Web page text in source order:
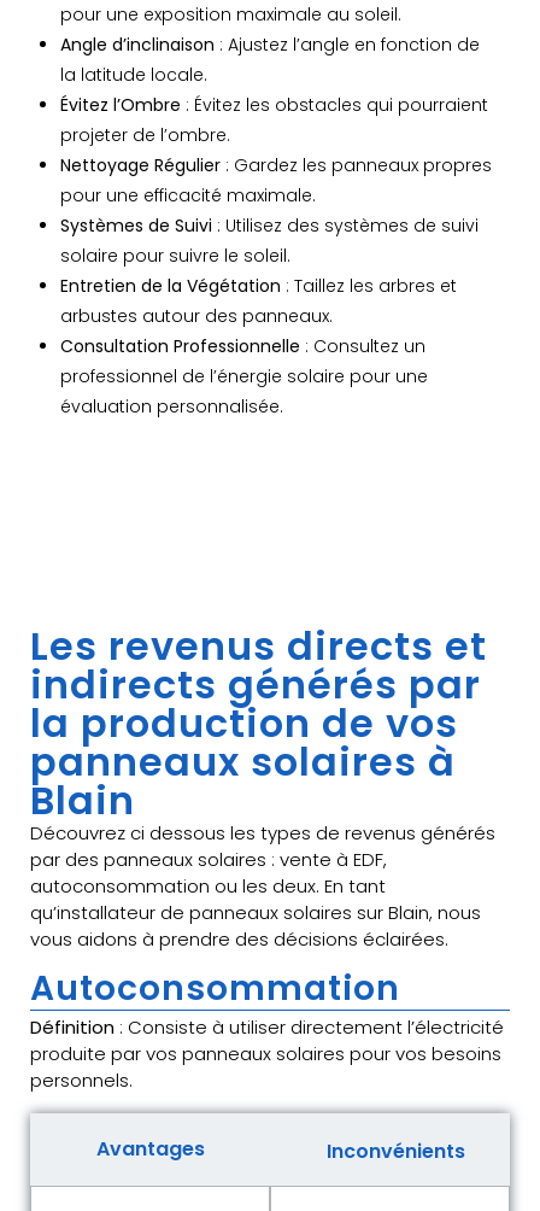
pour une exposition maximale au soleil.
Angle d’inclinaison : Ajustez l’angle en fonction de
la latitude locale.
Évitez l’Ombre : Évitez les obstacles qui pourraient
projeter de l’ombre.
Nettoyage Régulier : Gardez les panneaux propres
pour une efficacité maximale.
Systèmes de Suivi : Utilisez des systèmes de suivi
solaire pour suivre le soleil.
Entretien de la Végétation : Taillez les arbres et
arbustes autour des panneaux.
Consultation Professionnelle : Consultez un
professionnel de l’énergie solaire pour une
évaluation personnalisée.
Les revenus directs et
indirects générés par
la production de vos
panneaux solaires à
Blain
Découvrez ci dessous les types de revenus générés
par des panneaux solaires : vente à EDF,
autoconsommation ou les deux. En tant
qu’installateur de panneaux solaires sur Blain, nous
vous aidons à prendre des décisions éclairées.
Autoconsommation
Définition : Consiste à utiliser directement l’électricité
produite par vos panneaux solaires pour vos besoins
personnels.
Avantages Inconvénients